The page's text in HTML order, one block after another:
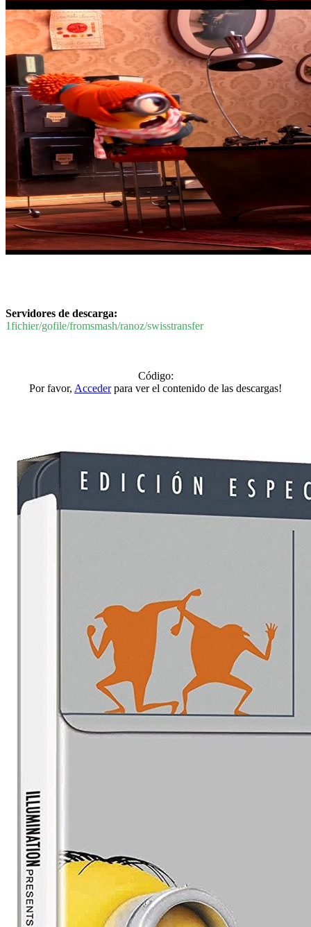
Servidores de descarga:
1fichier/gofile/fromsmash/ranoz/swisstransfer
Código:
Por favor, Accederpara ver el contenido de las descargas!